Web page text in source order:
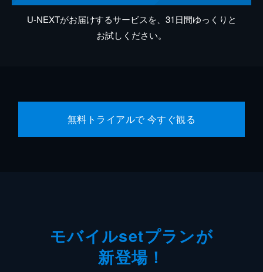
U-NEXTがお届けするサービスを、31日間ゆっくりと
お試しください。
無料トライアルで 今すぐ観る
モバイルsetプランが
新登場！